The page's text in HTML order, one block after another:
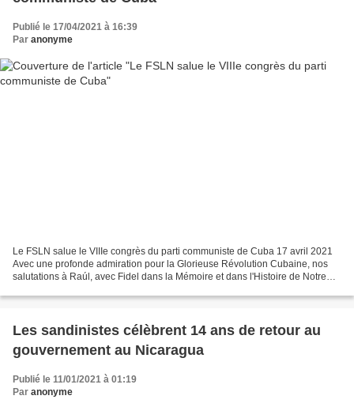
Publié le 17/04/2021 à 16:39
Par anonyme
Le FSLN salue le VIIIe congrès du parti communiste de Cuba 17 avril 2021
Avec une profonde admiration pour la Glorieuse Révolution Cubaine, nos
salutations à Raúl, avec Fidel dans la Mémoire et dans l'Histoire de Notre
Les sandinistes célèbrent 14 ans de retour au
gouvernement au Nicaragua
Publié le 11/01/2021 à 01:19
Par anonyme